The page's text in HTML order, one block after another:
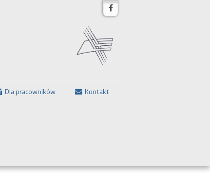
Dla pracowników Kontakt